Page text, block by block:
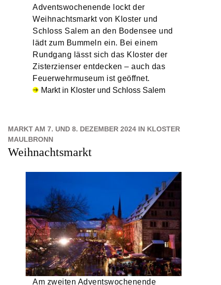
Adventswochenende lockt der
Weihnachtsmarkt von Kloster und
Schloss Salem an den Bodensee und
lädt zum Bummeln ein. Bei einem
Rundgang lässt sich das Kloster der
Zisterzienser entdecken – auch das
Feuerwehrmuseum ist geöffnet.
Markt in Kloster und Schloss Salem
MARKT AM 7. UND 8. DEZEMBER 2024 IN KLOSTER
MAULBRONN
Weihnachtsmarkt
Am zweiten Adventswochenende